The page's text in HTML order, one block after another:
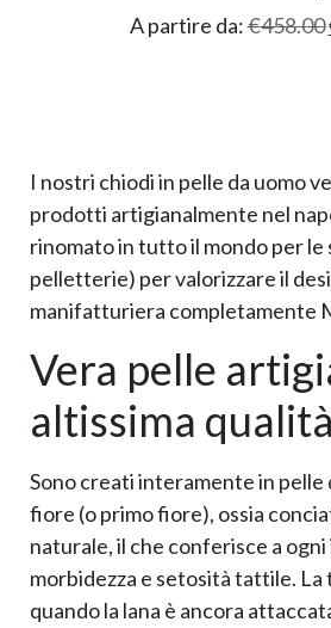
A partire da:€458.00
I nostri chiodi in pelle da uomo
prodotti artigianalmente nel
rinomato in tutto il mondo per le
pelletterie) per valorizzare il
manifatturiera completamente
Vera pelle
altissima qualità
Sono creati interamente in pelle
fiore (o primo fiore), ossia
naturale, il che conferisce a
morbidezza e setosità tattile.
quando la lana è ancora